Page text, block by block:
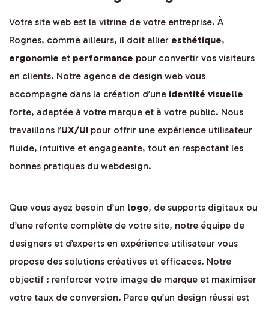
Votre site web est la vitrine de votre entreprise. À
Rognes, comme ailleurs, il doit allier esthétique,
ergonomie et performance pour convertir vos visiteurs
en clients. Notre agence de design web vous
accompagne dans la création d’une identité visuelle
forte, adaptée à votre marque et à votre public. Nous
travaillons l’UX/UI pour offrir une expérience utilisateur
fluide, intuitive et engageante, tout en respectant les
bonnes pratiques du webdesign.
Que vous ayez besoin d’un logo, de supports digitaux ou
d’une refonte complète de votre site, notre équipe de
designers et d’experts en expérience utilisateur vous
propose des solutions créatives et efficaces. Notre
objectif : renforcer votre image de marque et maximiser
votre taux de conversion. Parce qu’un design réussi est